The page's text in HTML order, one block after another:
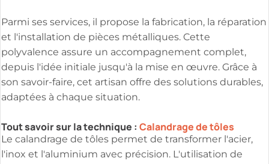
Parmi ses services, il propose la fabrication, la réparation
et l'installation de pièces métalliques. Cette
polyvalence assure un accompagnement complet,
depuis l'idée initiale jusqu'à la mise en œuvre. Grâce à
son savoir-faire, cet artisan offre des solutions durables,
adaptées à chaque situation.
Tout savoir sur la technique : Calandrage de tôles
Le calandrage de tôles permet de transformer l'acier,
l'inox et l'aluminium avec précision. L'utilisation de